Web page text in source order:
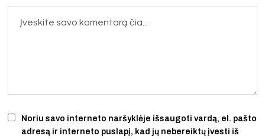
Noriu savo interneto naršyklėje išsaugoti vardą, el. pašto
adresą ir interneto puslapį, kad jų nebereiktų įvesti iš